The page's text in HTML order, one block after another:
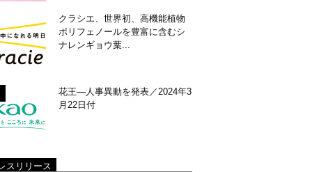
クラシエ、世界初、高機能植物
ポリフェノールを豊富に含むシ
ナレンギョウ葉...
花王―人事異動を発表／2024年3
月22日付
スリリース